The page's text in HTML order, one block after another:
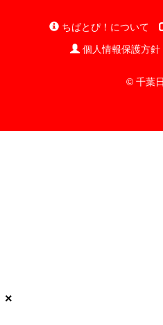
ちばとぴ！について
個人情報保護方針
© 千葉
×